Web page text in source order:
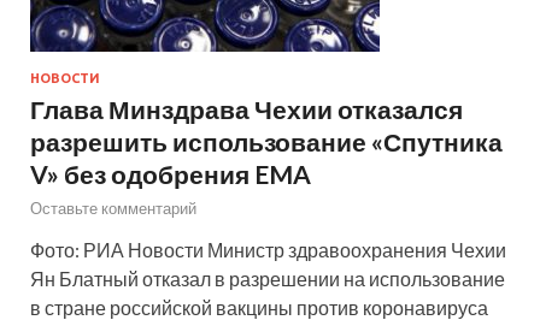
НОВОСТИ
Глава Минздрава Чехии отказался
разрешить использование «Спутника
V» без одобрения EMA
Оставьте комментарий
Фото: РИА Новости Министр здравоохранения Чехии
Ян Блатный отказал в разрешении на использование
в стране российской вакцины против коронавируса